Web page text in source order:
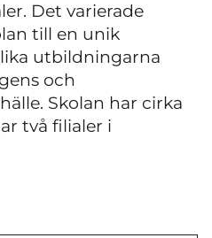
Det varierade
till en unik
utbildningarna
och
Skolan har cirka
två filialer i